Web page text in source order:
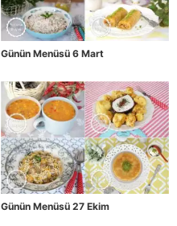
Günün Menüsü 6 Mart
Günün Menüsü 27 Ekim